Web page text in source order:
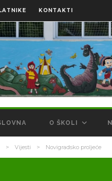
KONTAKTI
O ŠKOLI
> Vijesti > Novigradsko proljeće